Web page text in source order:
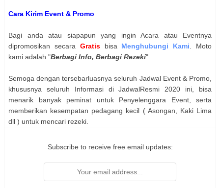
Cara Kirim Event & Promo
Bagi anda atau siapapun yang ingin Acara atau Eventnya
dipromosikan secara Gratisbisa Menghubungi Kami . Moto
kami adalah "Berbagi Info, Berbagi Rezeki".
Semoga dengan tersebarluasnya seluruh Jadwal Event & Promo,
khususnya seluruh Informasi di JadwalResmi 2020 ini, bisa
menarik banyak peminat untuk Penyelenggara Event, serta
memberikan kesempatan pedagang kecil ( Asongan, Kaki Lima
dll ) untuk mencari rezeki.
Subscribe to receive free email updates: